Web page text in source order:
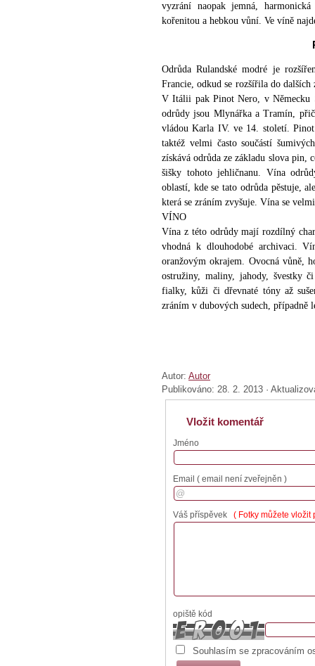
vyzrání naopak jemná,
kořenitou a hebkou vůní. Ve víně
Odrůda Rulandské modré je
Francie, odkud se rozšířila do
V Itálii pak Pinot Nero, v Německu
odrůdy jsou Mlynářka a Tramín,
vládou Karla IV. ve 14. století.
taktéž velmi často součástí
získává odrůda ze základu slova
šišky tohoto jehličnanu. Vína
oblastí, kde se tato odrůda pěstuje,
která se zráním zvyšuje. Vína se
VÍNO
Vína z této odrůdy mají rozdílný
vhodná k dlouhodobé archivaci.
oranžovým okrajem. Ovocná vůně,
ostružiny, maliny, jahody, švestky
fialky, kůži či dřevnaté tóny až
zráním v dubových sudech, případně
Autor: Autor
Publikováno: 28. 2. 2013 ·
Vložit komentář
Jméno
Email ( email není zveřejněn )
Váš příspěvek ( Fotky můžete
opiště kód
Souhlasím se zpracováním